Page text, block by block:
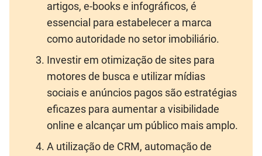
artigos, e-books e infográficos, é
essencial para estabelecer a marca
como autoridade no setor imobiliário.
Investir em otimização de sites para
motores de busca e utilizar mídias
sociais e anúncios pagos são estratégias
eficazes para aumentar a visibilidade
online e alcançar um público mais amplo.
A utilização de CRM, automação de